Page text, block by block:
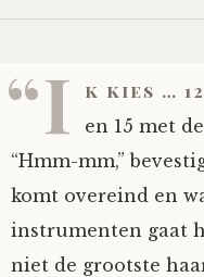
Wie zijn we?
Het Biechthokje
Nieuw op de site
De hele kast
Alternatieve
HD-Archief
Het hele archief
Hoe geef je?
Alle verhalen
Polls
“I k kies …
en 15 met
“Hmm-mm,”
komt overeind en
instrumenten gaat
niet de grootste